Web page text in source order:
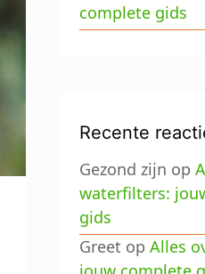
complete gids
Recente
Gezond zijn op
waterfilters:
gids
Greet op Alles